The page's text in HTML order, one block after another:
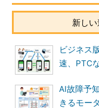
新し
ビジネス
速、PTC
AI故障予
きるモー